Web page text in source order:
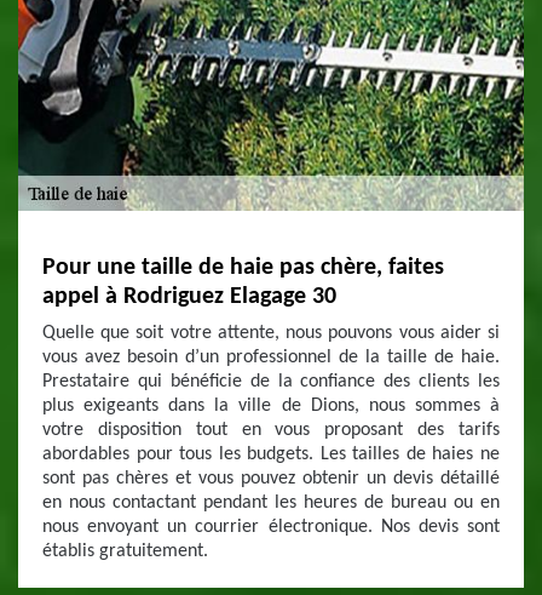
Pour une taille de haie pas chère, faites
appel à Rodriguez Elagage 30
Quelle que soit votre attente, nous pouvons vous aider si
vous avez besoin d’un professionnel de la taille de haie.
Prestataire qui bénéficie de la confiance des clients les
plus exigeants dans la ville de Dions, nous sommes à
votre disposition tout en vous proposant des tarifs
abordables pour tous les budgets. Les tailles de haies ne
sont pas chères et vous pouvez obtenir un devis détaillé
en nous contactant pendant les heures de bureau ou en
nous envoyant un courrier électronique. Nos devis sont
établis gratuitement.